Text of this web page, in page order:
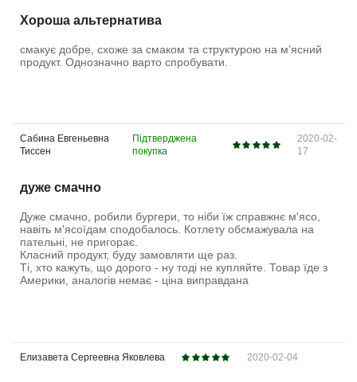
Хороша альтернатива
смакує добре, схоже за смаком та структурою на м’ясний
продукт. Однозначно варто спробувати.
Сабина Евгеньевна
Тиссен
Підтверджена
покупка
2020-02-
17
дуже смачно
Дуже смачно, робили бургери, то ніби їж справжнє м'ясо,
навіть м'ясоїдам сподобалось. Котлету обсмажувала на
пательні, не пригорає.
Класний продукт, буду замовляти ще раз.
Ті, хто кажуть, що дорого - ну тоді не купляйте. Товар їде з
Америки, аналогів немає - ціна виправдана
Елизавета Сергеевна Яковлева 2020-02-04